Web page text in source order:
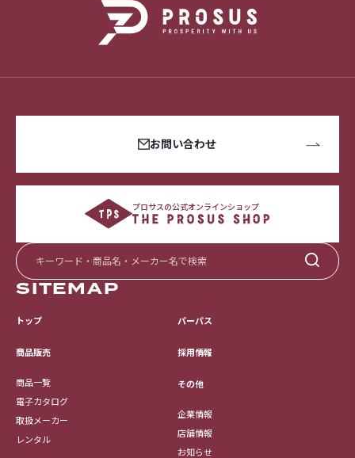
お問い合わせ
プロサスの公式オンラインショップ
SITEMAP
トップ
商品販売
商品一覧
電子カタログ
取扱メーカー
レンタル
パーパス
採用情報
その他
企業情報
店舗情報
お知らせ